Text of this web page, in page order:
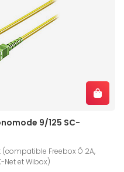
9/125 SC-
Freebox Ô 2A,
Net et Wibox)